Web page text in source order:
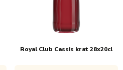
Royal Club Cassis krat 28x20cl